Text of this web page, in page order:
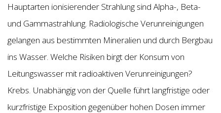
Hauptarten ionisierender Strahlung sind Alpha-, Beta-
und Gammastrahlung. Radiologische Verunreinigungen
gelangen aus bestimmten Mineralien und durch Bergbau
ins Wasser. Welche Risiken birgt der Konsum von
Leitungswasser mit radioaktiven Verunreinigungen?
Krebs. Unabhängig von der Quelle führt langfristige oder
kurzfristige Exposition gegenüber hohen Dosen immer